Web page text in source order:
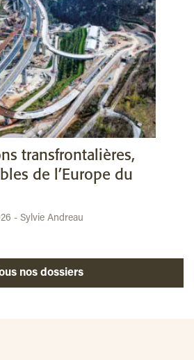
transfrontalières,
de l’Europe du
- Sylvie Andreau
Tous nos dossiers